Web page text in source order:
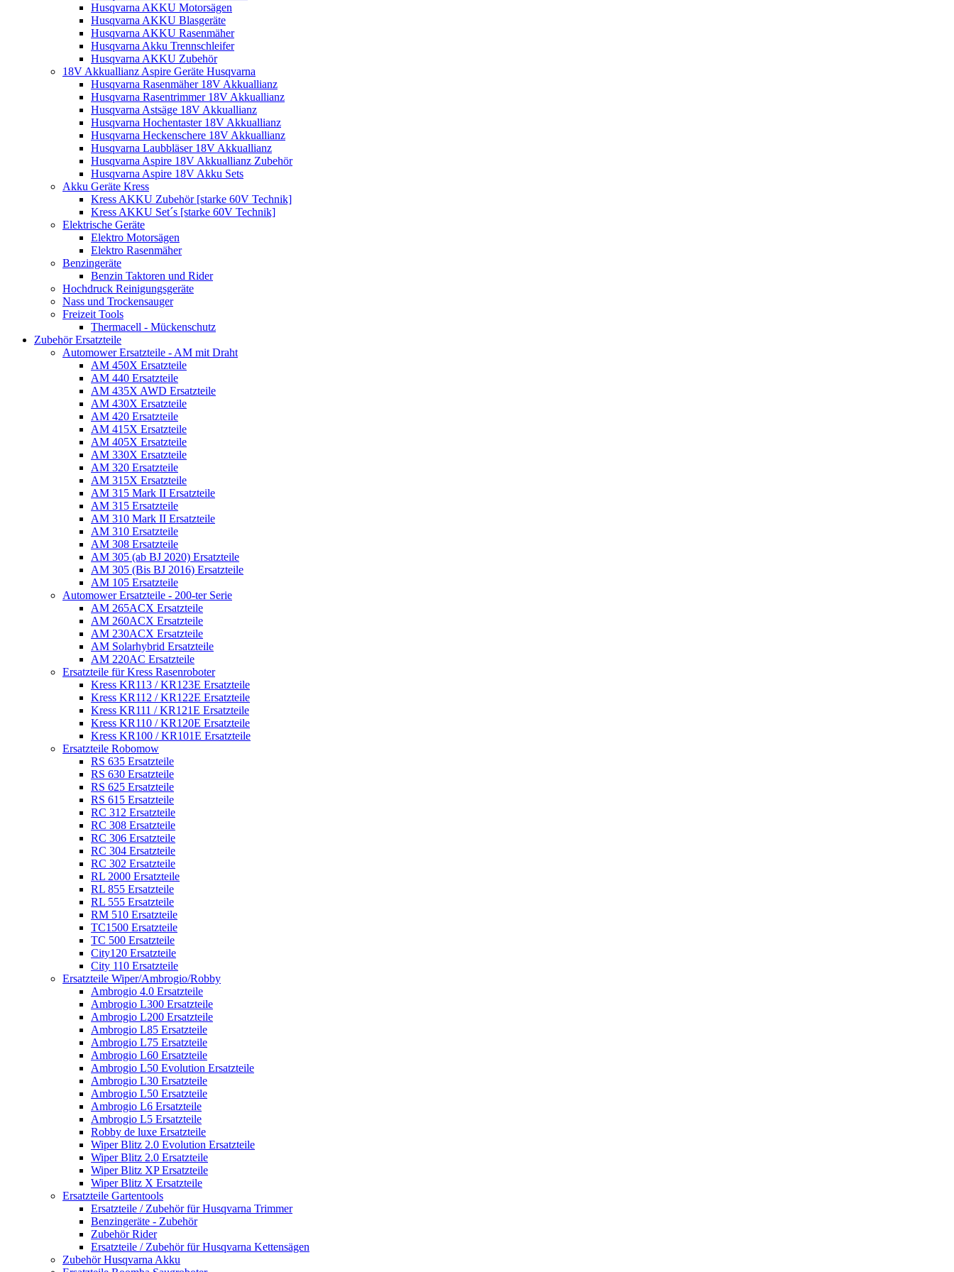
Husqvarna AKKU Motorsägen
Husqvarna AKKU Blasgeräte
Husqvarna AKKU Rasenmäher
Husqvarna Akku Trennschleifer
Husqvarna AKKU Zubehör
18V Akkuallianz Aspire Geräte Husqvarna
Husqvarna Rasenmäher 18V Akkuallianz
Husqvarna Rasentrimmer 18V Akkuallianz
Husqvarna Astsäge 18V Akkuallianz
Husqvarna Hochentaster 18V Akkuallianz
Husqvarna Heckenschere 18V Akkuallianz
Husqvarna Laubbläser 18V Akkuallianz
Husqvarna Aspire 18V Akkuallianz Zubehör
Husqvarna Aspire 18V Akku Sets
Akku Geräte Kress
Kress AKKU Zubehör [starke 60V Technik]
Kress AKKU Set´s [starke 60V Technik]
Elektrische Geräte
Elektro Motorsägen
Elektro Rasenmäher
Benzingeräte
Benzin Taktoren und Rider
Hochdruck Reinigungsgeräte
Nass und Trockensauger
Freizeit Tools
Thermacell - Mückenschutz
Zubehör Ersatzteile
Automower Ersatzteile - AM mit Draht
AM 450X Ersatzteile
AM 440 Ersatzteile
AM 435X AWD Ersatzteile
AM 430X Ersatzteile
AM 420 Ersatzteile
AM 415X Ersatzteile
AM 405X Ersatzteile
AM 330X Ersatzteile
AM 320 Ersatzteile
AM 315X Ersatzteile
AM 315 Mark II Ersatzteile
AM 315 Ersatzteile
AM 310 Mark II Ersatzteile
AM 310 Ersatzteile
AM 308 Ersatzteile
AM 305 (ab BJ 2020) Ersatzteile
AM 305 (Bis BJ 2016) Ersatzteile
AM 105 Ersatzteile
Automower Ersatzteile - 200-ter Serie
AM 265ACX Ersatzteile
AM 260ACX Ersatzteile
AM 230ACX Ersatzteile
AM Solarhybrid Ersatzteile
AM 220AC Ersatzteile
Ersatzteile für Kress Rasenroboter
Kress KR113 / KR123E Ersatzteile
Kress KR112 / KR122E Ersatzteile
Kress KR111 / KR121E Ersatzteile
Kress KR110 / KR120E Ersatzteile
Kress KR100 / KR101E Ersatzteile
Ersatzteile Robomow
RS 635 Ersatzteile
RS 630 Ersatzteile
RS 625 Ersatzteile
RS 615 Ersatzteile
RC 312 Ersatzteile
RC 308 Ersatzteile
RC 306 Ersatzteile
RC 304 Ersatzteile
RC 302 Ersatzteile
RL 2000 Ersatzteile
RL 855 Ersatzteile
RL 555 Ersatzteile
RM 510 Ersatzteile
TC1500 Ersatzteile
TC 500 Ersatzteile
City120 Ersatzteile
City 110 Ersatzteile
Ersatzteile Wiper/Ambrogio/Robby
Ambrogio 4.0 Ersatzteile
Ambrogio L300 Ersatzteile
Ambrogio L200 Ersatzteile
Ambrogio L85 Ersatzteile
Ambrogio L75 Ersatzteile
Ambrogio L60 Ersatzteile
Ambrogio L50 Evolution Ersatzteile
Ambrogio L30 Ersatzteile
Ambrogio L50 Ersatzteile
Ambrogio L6 Ersatzteile
Ambrogio L5 Ersatzteile
Robby de luxe Ersatzteile
Wiper Blitz 2.0 Evolution Ersatzteile
Wiper Blitz 2.0 Ersatzteile
Wiper Blitz XP Ersatzteile
Wiper Blitz X Ersatzteile
Ersatzteile Gartentools
Ersatzteile / Zubehör für Husqvarna Trimmer
Benzingeräte - Zubehör
Zubehör Rider
Ersatzteile / Zubehör für Husqvarna Kettensägen
Zubehör Husqvarna Akku